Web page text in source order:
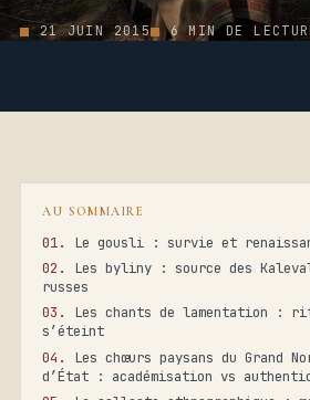
21 JUIN 2015 6 MIN DE
AU SOMMAIRE
Le gousli : survie et
Les byliny : source des
russes
Les chants de lamentation :
s’éteint
Les chœurs paysans du Grand
d’État : académisation vs